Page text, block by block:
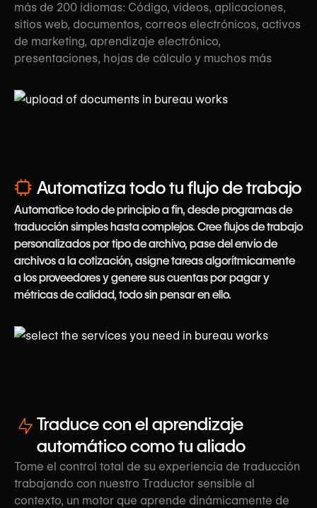
más de 200 idiomas: Código, videos, aplicaciones,
sitios web, documentos, correos electrónicos, activos
de marketing, aprendizaje electrónico,
presentaciones, hojas de cálculo y muchos más
Automatiza todo tu flujo de trabajo
Automatice todo de principio a fin, desde programas de
traducción simples hasta complejos. Cree flujos de trabajo
personalizados por tipo de archivo, pase del envío de
archivos a la cotización, asigne tareas algorítmicamente
a los proveedores y genere sus cuentas por pagar y
métricas de calidad, todo sin pensar en ello.
Traduce con el aprendizaje
automático como tu aliado
Tome el control total de su experiencia de traducción
trabajando con nuestro Traductor sensible al
contexto, un motor que aprende dinámicamente de